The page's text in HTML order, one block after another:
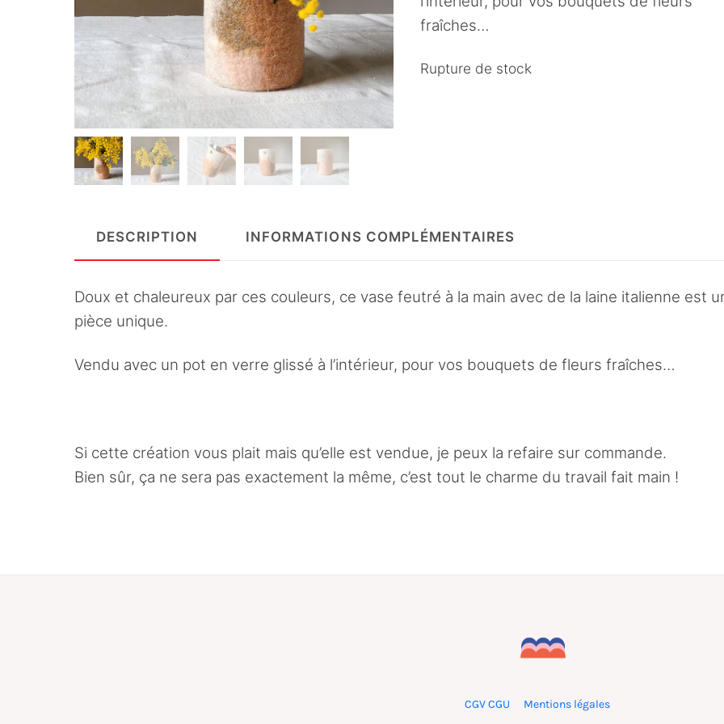
fraîches…
Rupture de stock
DESCRIPTION INFORMATIONS COMPLÉMENTAIRES
Doux et chaleureux par ces couleurs, ce vase feutré à la main avec de la laine italienne est
pièce unique.
Vendu avec un pot en verre glissé à l’intérieur, pour vos bouquets de fleurs fraîches…
Si cette création vous plait mais qu’elle est vendue, je peux la refaire sur commande.
Bien sûr, ça ne sera pas exactement la même, c’est tout le charme du travail fait main !
CGV CGU Mentions légales